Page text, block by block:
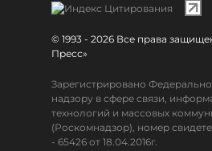
© 1993 - 2026 Все права
Пресс»
Зарегистрировано
надзору в сфере связи,
технологий и массовых
(Роскомнадзор), номер
- 65426 от 18.04.2016г.